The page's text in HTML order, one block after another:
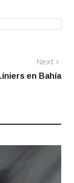
Next
post:
en Bahía